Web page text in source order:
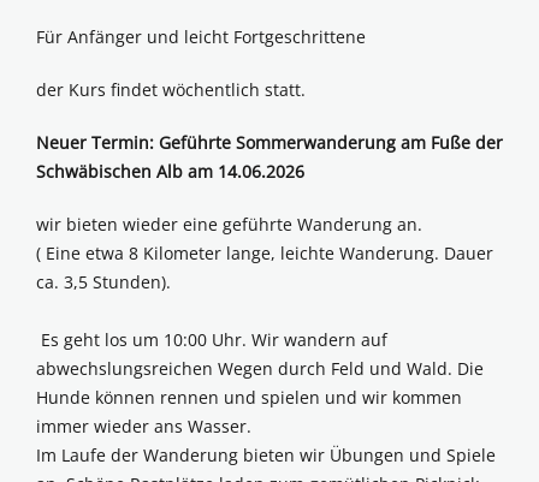
Für Anfänger und leicht Fortgeschrittene
der Kurs findet wöchentlich statt.
Neuer Termin: Geführte Sommerwanderung am Fuße der
Schwäbischen Alb am 14.06.2026
wir bieten wieder eine geführte Wanderung an.
( Eine etwa 8 Kilometer lange, leichte Wanderung. Dauer
ca. 3,5 Stunden).
Es geht los um 10:00 Uhr. Wir wandern auf
abwechslungsreichen Wegen durch Feld und Wald. Die
Hunde können rennen und spielen und wir kommen
immer wieder ans Wasser.
Im Laufe der Wanderung bieten wir Übungen und Spiele